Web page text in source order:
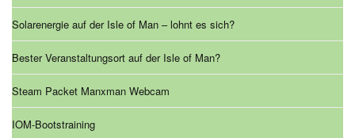
Solarenergie auf der Isle of Man – lohnt es sich?
Bester Veranstaltungsort auf der Isle of Man?
Steam Packet Manxman Webcam
IOM-Bootstraining